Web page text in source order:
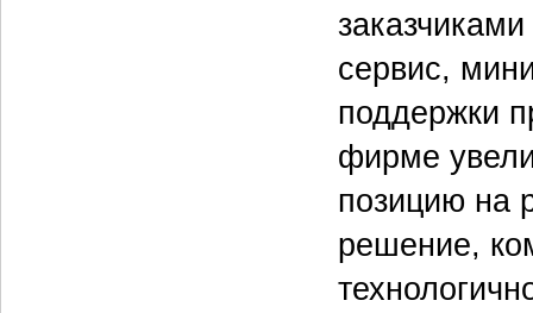
сервис,
поддержки
фирме
позицию на
решение,